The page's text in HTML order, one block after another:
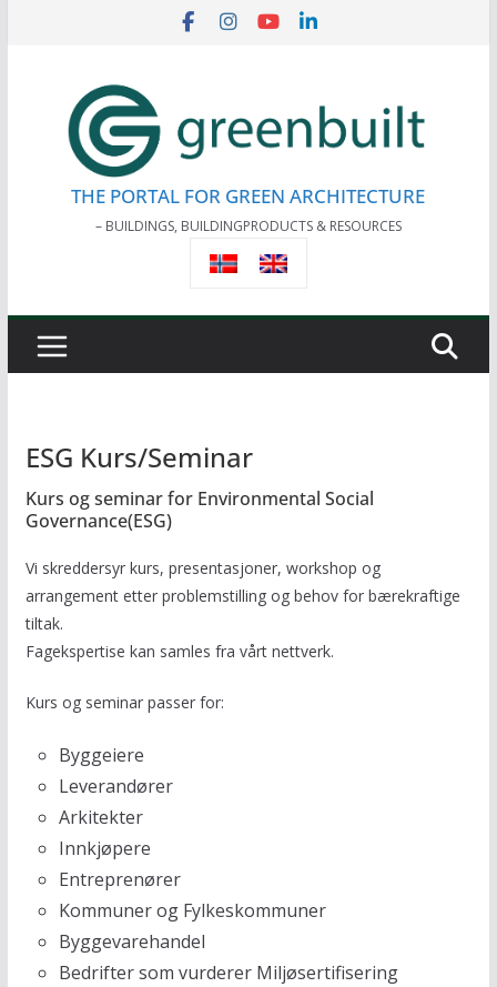
THE PORTAL FOR GREEN ARCHITECTURE
– BUILDINGS, BUILDINGPRODUCTS & RESOURCES
ESG Kurs/Seminar
Kurs og seminar for Environmental Social
Governance(ESG)
Vi skreddersyr kurs, presentasjoner, workshop og
arrangement etter problemstilling og behov for bærekraftige
tiltak.
Fagekspertise kan samles fra vårt nettverk.
Kurs og seminar passer for:
Byggeiere
Leverandører
Arkitekter
Innkjøpere
Entreprenører
Kommuner og Fylkeskommuner
Byggevarehandel
Bedrifter som vurderer Miljøsertifisering